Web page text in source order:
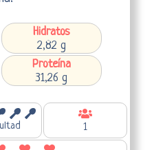
Hidratos
2,82 g
Proteína
31,26 g
1